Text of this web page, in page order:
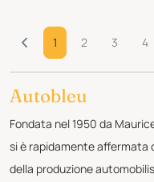
1 2 3 4
Autobleu
Fondata nel 1950 da
si è rapidamente affermata
della produzione